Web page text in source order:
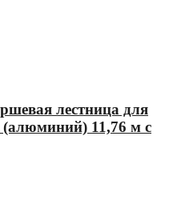
лестница для
11,76 м с